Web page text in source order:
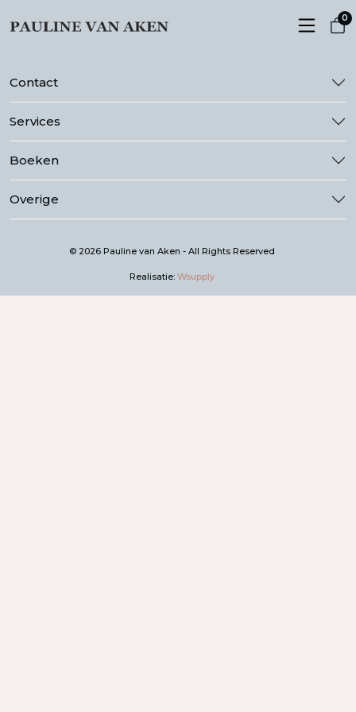
0
Contact
Services
Boeken
Overige
© 2026 Pauline van Aken - All Rights Reserved
Realisatie: Wsupply